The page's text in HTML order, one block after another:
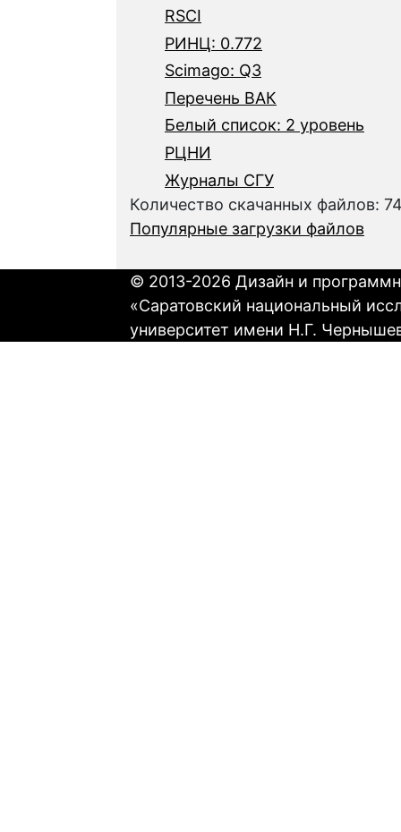
RSCI
РИНЦ: 0.772
Scimago: Q3
Перечень ВАК
Белый список: 2 уровень
РЦНИ
Журналы СГУ
Количество скачанных файлов:
Популярные загрузки файлов
© 2013-2026 Дизайн и
«Саратовский национальный
университет имени Н.Г.